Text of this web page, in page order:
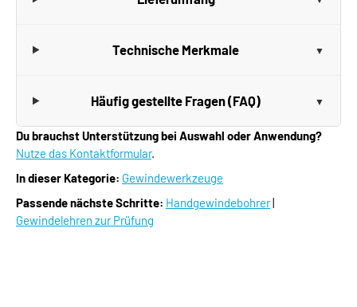
Technische Merkmale
Häufig gestellte Fragen (FAQ)
Du brauchst Unterstützung bei Auswahl oder Anwendung?
Nutze das Kontaktformular.
In dieser Kategorie: Gewindewerkzeuge
Passende nächste Schritte: Handgewindebohrer|
Gewindelehren zur Prüfung